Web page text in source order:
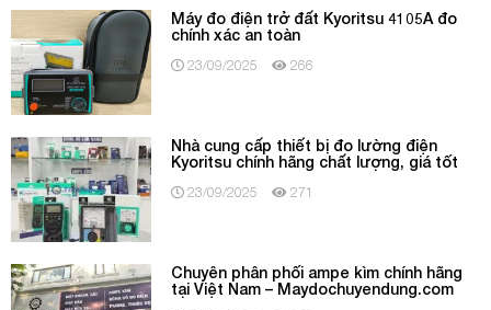
Máy đo điện trở đất Kyoritsu 4105A đo
chính xác an toàn
23/09/2025 266
Nhà cung cấp thiết bị đo lường điện
Kyoritsu chính hãng chất lượng, giá tốt
23/09/2025 271
Chuyên phân phối ampe kìm chính hãng
tại Việt Nam – Maydochuyendung.com